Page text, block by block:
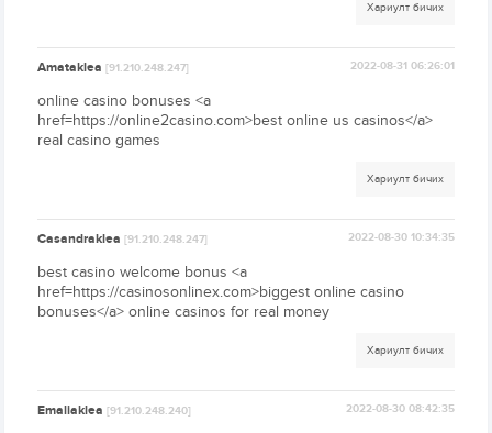
Хариулт бичих
Amataklea[91.210.248.247] 2022-08-31 06:26:01
online casino bonuses <a
href=https://online2casino.com>best online us casinos</a>
real casino games
Хариулт бичих
Casandraklea[91.210.248.247] 2022-08-30 10:34:35
best casino welcome bonus <a
href=https://casinosonlinex.com>biggest online casino
bonuses</a> online casinos for real money
Хариулт бичих
Emaliaklea[91.210.248.240] 2022-08-30 08:42:35